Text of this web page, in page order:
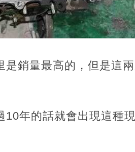
銷量最高的，但是這
年的話就會出現這種現